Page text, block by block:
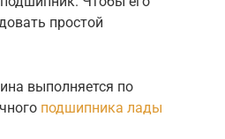
простой
выполняется по
подшипника лады